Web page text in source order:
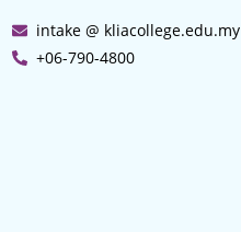
intake @ kliacollege.edu.my
+06-790-4800